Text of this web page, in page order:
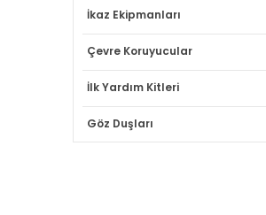
İkaz Ekipmanları
Çevre Koruyucular
İlk Yardım Kitleri
Göz Duşları